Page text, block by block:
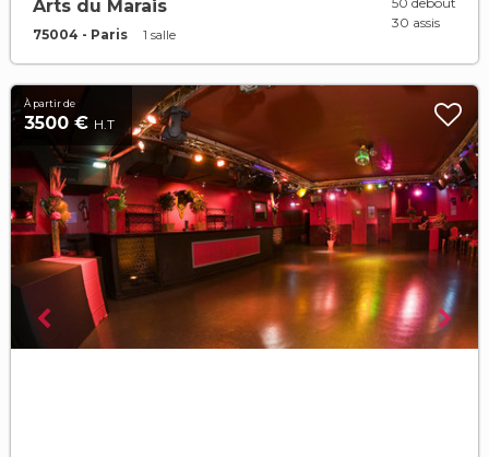
Arts du Marais
75004 - Paris 1 salle
30 assis
À partir de
3500 € H.T